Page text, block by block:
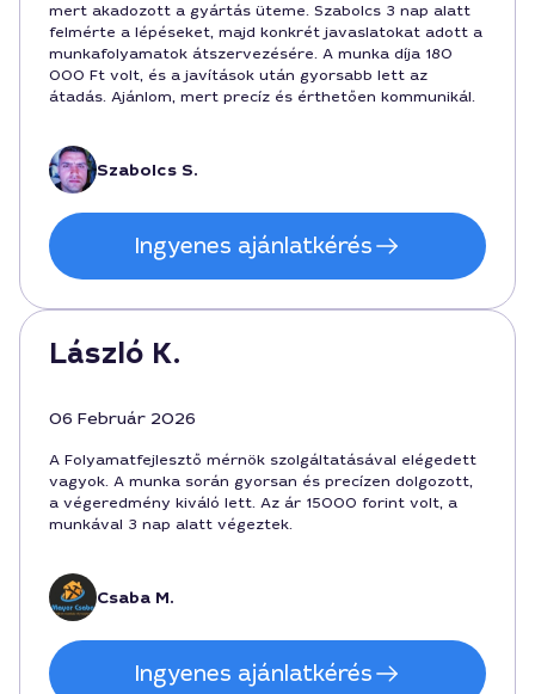
mert akadozott a gyártás üteme. Szabolcs 3 nap alatt
felmérte a lépéseket, majd konkrét javaslatokat adott a
munkafolyamatok átszervezésére. A munka díja 180
000 Ft volt, és a javítások után gyorsabb lett az
átadás. Ajánlom, mert precíz és érthetően kommunikál.
Szabolcs S.
Ingyenes ajánlatkérés
László K.
06 Február 2026
A Folyamatfejlesztő mérnök szolgáltatásával elégedett
vagyok. A munka során gyorsan és precízen dolgozott,
a végeredmény kiváló lett. Az ár 15000 forint volt, a
munkával 3 nap alatt végeztek.
Csaba M.
Ingyenes ajánlatkérés